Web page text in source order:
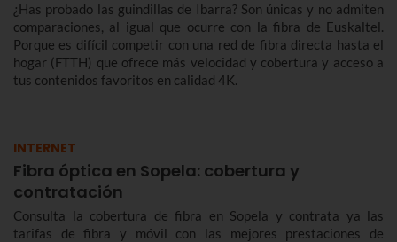
¿Has probado las guindillas de Ibarra? Son únicas y no admiten
comparaciones, al igual que ocurre con la fibra de Euskaltel.
Porque es difícil competir con una red de fibra directa hasta el
hogar (FTTH) que ofrece más velocidad y cobertura y acceso a
tus contenidos favoritos en calidad 4K.
INTERNET
Fibra óptica en Sopela: cobertura y
contratación
Consulta la cobertura de fibra en Sopela y contrata ya las
tarifas de fibra y móvil con las mejores prestaciones de